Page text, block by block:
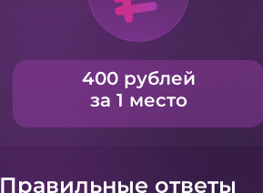
400 рублей
за 1 место
Правильные ответы